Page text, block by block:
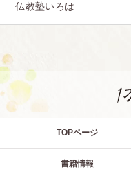
仏教塾いろは
TOPページ
書籍情報